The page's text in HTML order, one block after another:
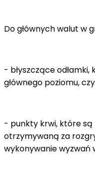
Do głównych walut w
- błyszczące
głównego poziomu,
- punkty krwi, które
otrzymywaną za
wykonywanie wyzwań